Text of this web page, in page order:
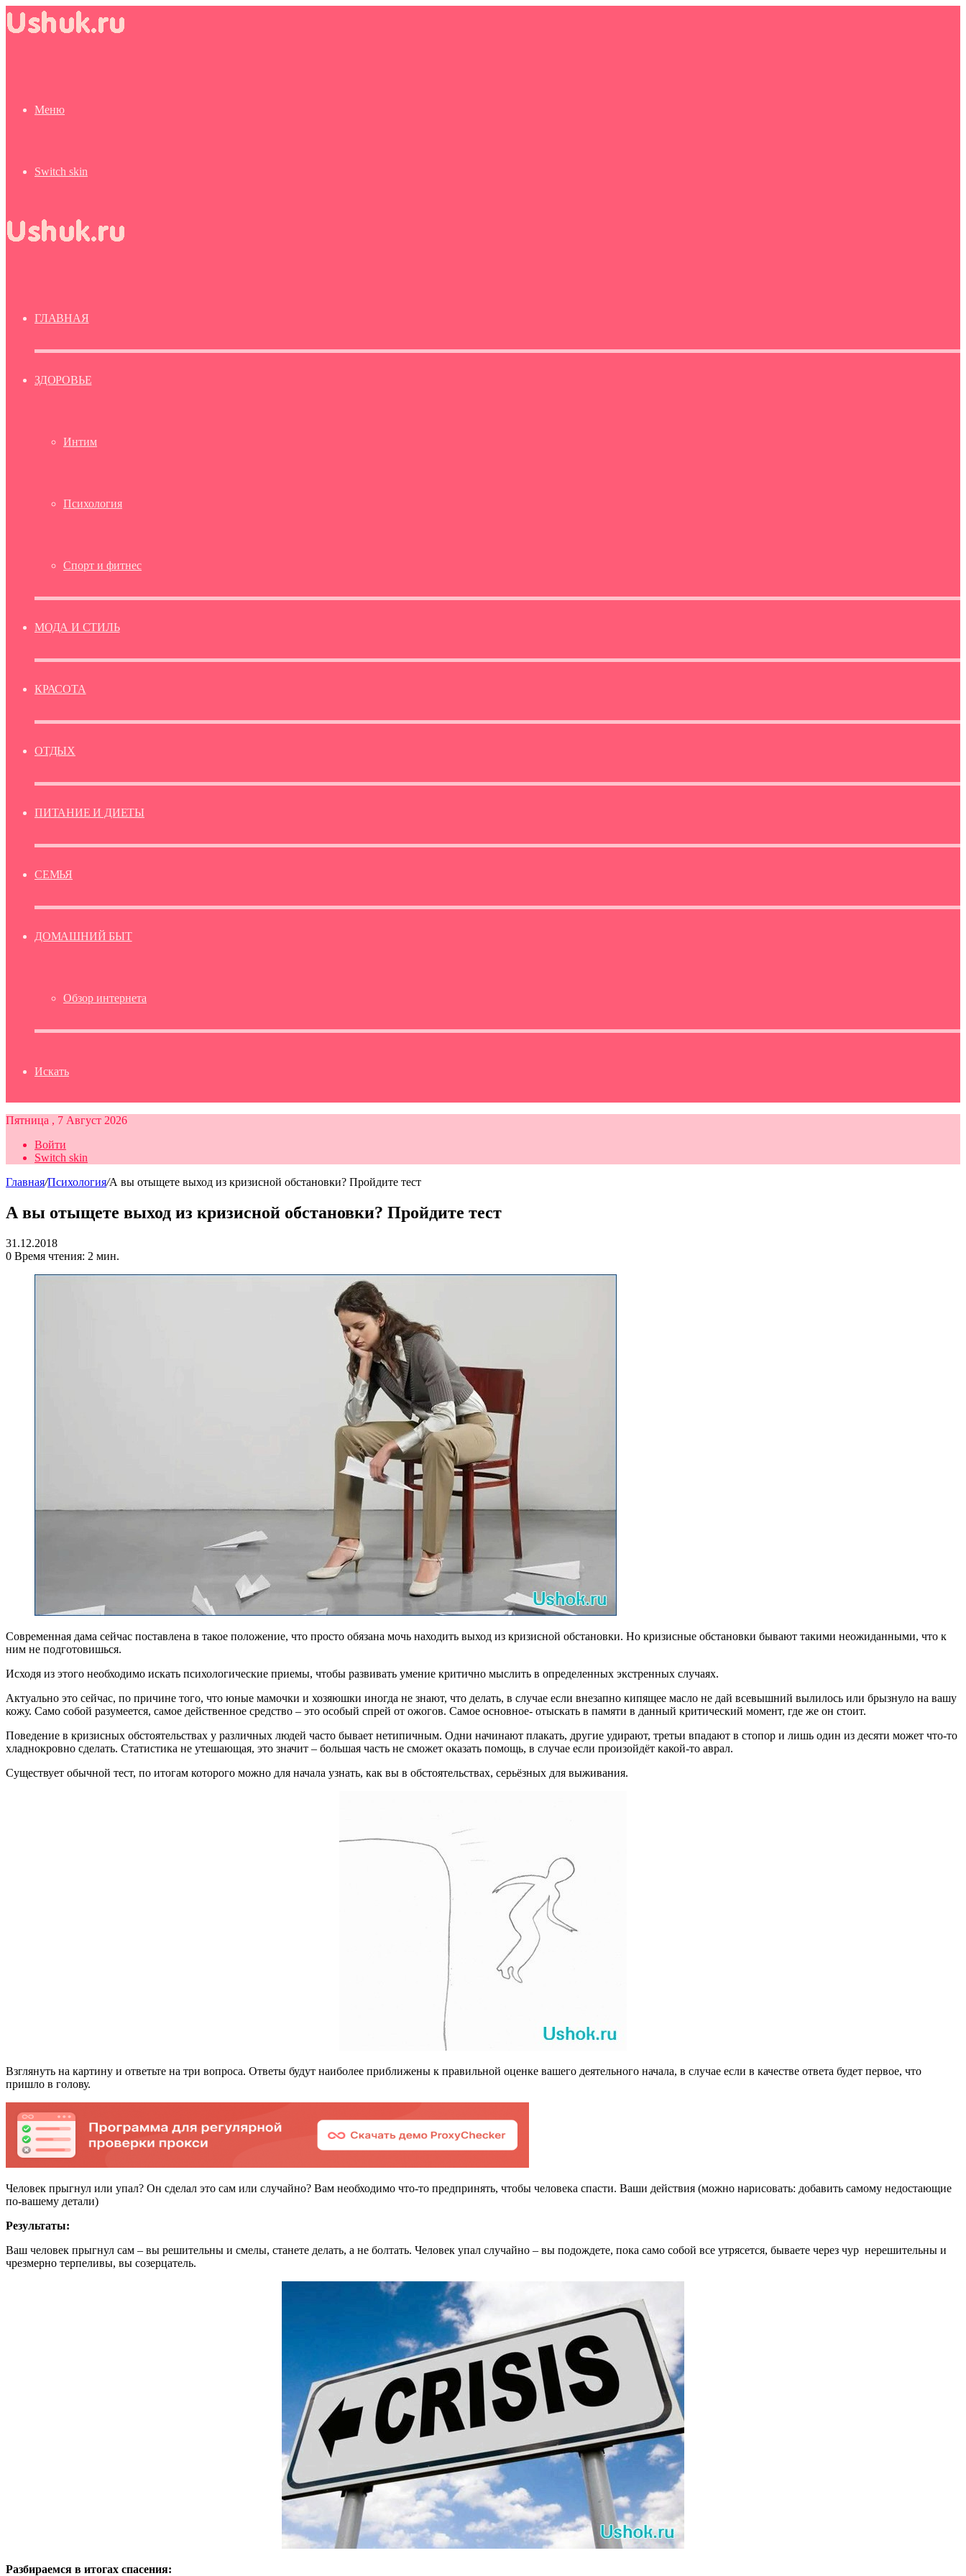
Меню
Switch skin
ГЛАВНАЯ
ЗДОРОВЬЕ
Интим
Психология
Спорт и фитнес
МОДА И СТИЛЬ
КРАСОТА
ОТДЫХ
ПИТАНИЕ И ДИЕТЫ
СЕМЬЯ
ДОМАШНИЙ БЫТ
Обзор интернета
Искать
Пятница , 7 Август 2026
Войти
Switch skin
Главная/Психология/А вы отыщете выход из кризисной обстановки? Пройдите тест
А вы отыщете выход из кризисной обстановки? Пройдите тест
31.12.2018
0 Время чтения: 2 мин.
Современная дама сейчас поставлена в такое положение, что просто обязана мочь находить выход из кризисной обстановки. Но кризисные обстановки бывают такими неожиданными, что к
ним не подготовишься.
Исходя из этого необходимо искать психологические приемы, чтобы развивать умение критично мыслить в определенных экстренных случаях.
Актуально это сейчас, по причине того, что юные мамочки и хозяюшки иногда не знают, что делать, в случае если внезапно кипящее масло не дай всевышний вылилось или брызнуло на вашу
кожу. Само собой разумеется, самое действенное средство – это особый спрей от ожогов. Самое основное- отыскать в памяти в данный критический момент, где же он стоит.
Поведение в кризисных обстоятельствах у различных людей часто бывает нетипичным. Одни начинают плакать, другие удирают, третьи впадают в стопор и лишь один из десяти может что-то
хладнокровно сделать. Статистика не утешающая, это значит – большая часть не сможет оказать помощь, в случае если произойдёт какой-то аврал.
Существует обычной тест, по итогам которого можно для начала узнать, как вы в обстоятельствах, серьёзных для выживания.
Взглянуть на картину и ответьте на три вопроса. Ответы будут наиболее приближены к правильной оценке вашего деятельного начала, в случае если в качестве ответа будет первое, что
пришло в голову.
Человек прыгнул или упал? Он сделал это сам или случайно? Вам необходимо что-то предпринять, чтобы человека спасти. Ваши действия (можно нарисовать: добавить самому недостающие
по-вашему детали)
Результаты:
Ваш человек прыгнул сам – вы решительны и смелы, станете делать, а не болтать. Человек упал случайно – вы подождете, пока само собой все утрясется, бываете через чур нерешительны и
чрезмерно терпеливы, вы созерцатель.
Разбираемся в итогах спасения: